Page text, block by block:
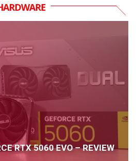
RTX 5060 EVO – REVIEW